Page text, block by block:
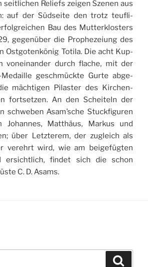
seit­li­chen Reli­efs zei­gen Sze­nen aus
auf der Süd­sei­te den trotz teuf­li­
Bau des Mut­ter­klos­ters
gegen­über die Pro­phe­zei­ung des
Ost­go­ten­kö­nig Toti­la. Die acht Kup­
von­ein­an­der durch fla­che, mit der
Medail­le geschmück­te Gur­te abge­
mäch­ti­gen Pilas­ter des Kir­chen­
fort­set­zen. An den Schei­teln der
schwe­ben Asam’sche Stuck­fi­gu­ren
Johan­nes, Mat­thä­us, Mar­kus und
über Letz­te­rem, der zugleich als
ver­ehrt wird, wie am bei­gefüg­ten
ersicht­lich, fin­det sich die schon
C. D. Asams.